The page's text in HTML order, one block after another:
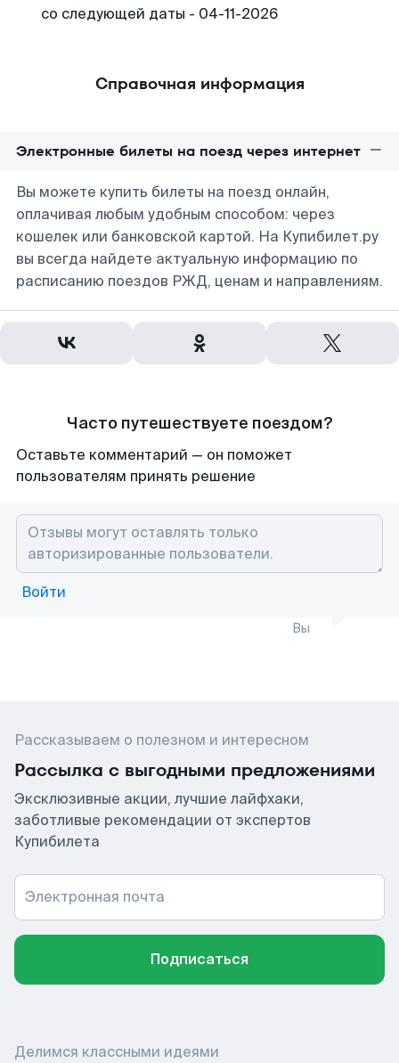
со следующей даты - 04-11-2026
Справочная информация
Электронные билеты на поезд через интернет
Вы можете купить билеты на поезд онлайн,
оплачивая любым удобным способом: через
кошелек или банковской картой. На Купибилет.ру
вы всегда найдете актуальную информацию по
расписанию поездов РЖД, ценам и направлениям.
Часто путешествуете поездом?
Оставьте комментарий — он поможет
пользователям принять решение
Войти
Вы
Рассказываем о полезном и интересном
Рассылка с выгодными предложениями
Эксклюзивные акции, лучшие лайфхаки,
заботливые рекомендации от экспертов
Купибилета
Электронная почта
Подписаться
Делимся классными идеями